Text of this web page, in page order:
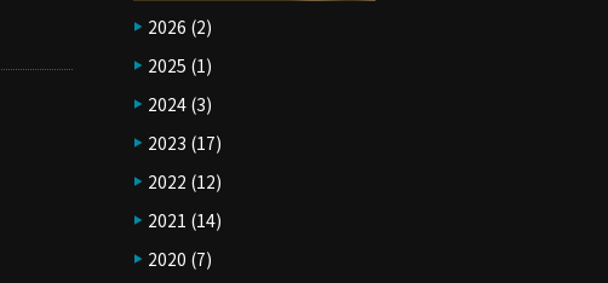
2026 (2)
2025 (1)
2024 (3)
2023 (17)
2022 (12)
2021 (14)
2020 (7)